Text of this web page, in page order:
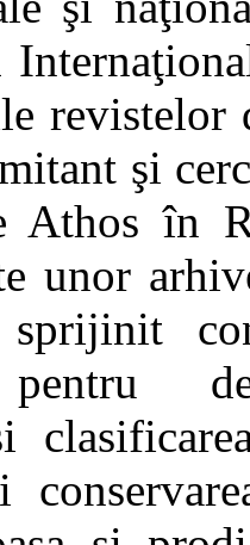
revistelor
şi
Athos în
unor
sprijinit
pentru